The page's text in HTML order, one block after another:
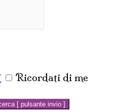
Ricordati di me
[ pulsante invio ]